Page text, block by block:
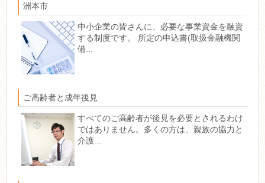
洲本市
中小企業の皆さんに、必要な事業資金を融資
する制度です。 所定の申込書(取扱金融機関
備...
ご高齢者と成年後見
すべてのご高齢者が後見を必要とされるわけ
ではありません。多くの方は、親族の協力と
介護...